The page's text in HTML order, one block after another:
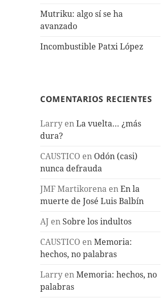
Mutriku: algo sí se ha
avanzado
Incombustible Patxi López
COMENTARIOS RECIENTES
Larry enLa vuelta… ¿más
dura?
CAUSTICO en Odón (casi)
nunca defrauda
JMF Martikorena enEn la
muerte de José Luis Balbín
AJ en Sobre los indultos
CAUSTICO enMemoria:
hechos, no palabras
Larry enMemoria: hechos, no
palabras